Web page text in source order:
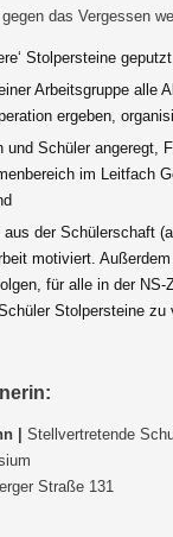
das Vergessen
Stolpersteine geputzt,
Arbeitsgruppe alle
ergeben,
und Schüler angeregt,
im Leitfach
aus der Schülerschaft
motiviert.
für alle in der NS-
Stolpersteine zu
|Stellvertretende
Straße 131